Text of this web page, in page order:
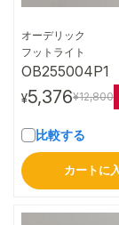
オーデリック
フットライト
OB255004P1
¥5,376¥12,800
比較する
カートに